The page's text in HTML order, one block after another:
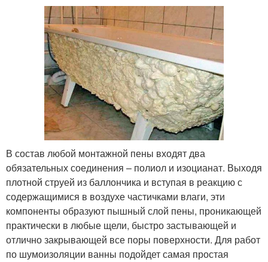
В состав любой монтажной пены входят два
обязательных соединения – полиол и изоцианат. Выходя
плотной струей из баллончика и вступая в реакцию с
содержащимися в воздухе частичками влаги, эти
компоненты образуют пышный слой пены, проникающей
практически в любые щели, быстро застывающей и
отлично закрывающей все поры поверхности. Для работ
по шумоизоляции ванны подойдет самая простая